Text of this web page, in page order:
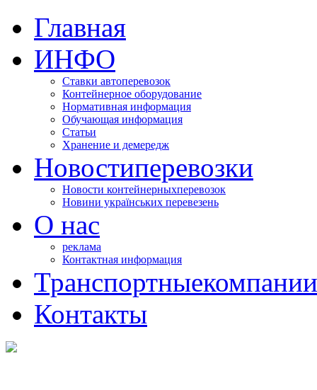
Главная
ИНФО
Ставки автоперевозок
Контейнерное оборудование
Нормативная информация
Обучающая информация
Статьи
Хранение и демередж
Новостиперевозки
Новости контейнерныхперевозок
Новини українських перевезень
О нас
реклама
Контактная информация
Транспортныекомпании
Контакты